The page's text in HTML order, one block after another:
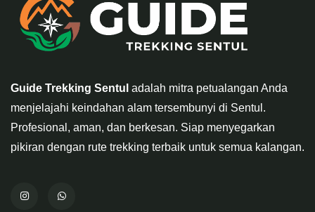
Guide Trekking Sentul adalah mitra petualangan Anda
menjelajahi keindahan alam tersembunyi di Sentul.
Profesional, aman, dan berkesan. Siap menyegarkan
pikiran dengan rute trekking terbaik untuk semua kalangan.